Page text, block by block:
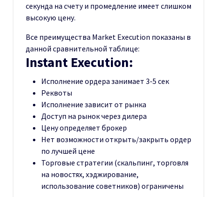
секунда на счету и промедление имеет слишком
высокую цену.
Все преимущества Market Execution показаны в
данной сравнительной таблице:
Instant Execution:
Исполнение ордера занимает 3-5 сек
Реквоты
Исполнение зависит от рынка
Доступ на рынок через дилера
Цену определяет брокер
Нет возможности открыть/закрыть ордер
по лучшей цене
Торговые стратегии (скальпинг, торговля
на новостях, хэджирование,
использование советников) ограничены